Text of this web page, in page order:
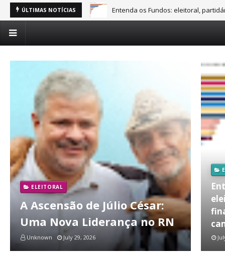
ÚLTIMAS NOTÍCIAS Entenda os Fundos: eleitoral,
ELEITORAL
A Ascensão de Júlio César:
Uma Nova Liderança no RN
Unknown July 29, 2026